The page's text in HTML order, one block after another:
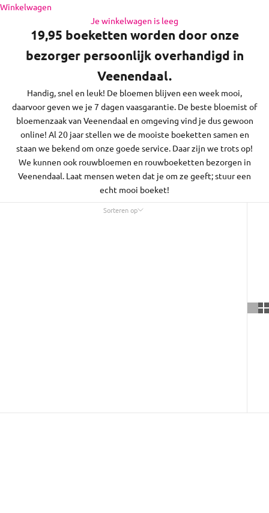
Naar inhoud
Winkelwagen
Je winkelwagen is leeg
en de regio daaromheen, op zon- en feestdagen bezorgen we
niet.
19,95 boeketten worden door onze
bezorger persoonlijk overhandigd in
Veenendaal.
Handig, snel en leuk! De bloemen blijven een week mooi,
daarvoor geven we je 7 dagen vaasgarantie. De beste bloemist of
bloemenzaak van Veenendaal en omgeving vind je dus gewoon
online! Al 20 jaar stellen we de mooiste boeketten samen en
staan we bekend om onze goede service. Daar zijn we trots op!
We kunnen ook rouwbloemen en rouwboeketten bezorgen in
Veenendaal. Laat mensen weten dat je om ze geeft; stuur een
echt mooi boeket!
Sorteren op